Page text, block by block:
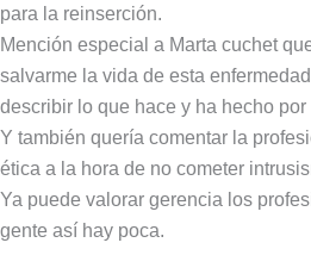
para la reinserción.
Mención especial a Marta cuchet
salvarme la vida de esta
describir lo que hace y ha hecho por
Y también quería comentar la
ética a la hora de no cometer
Ya puede valorar gerencia los
gente así hay poca.